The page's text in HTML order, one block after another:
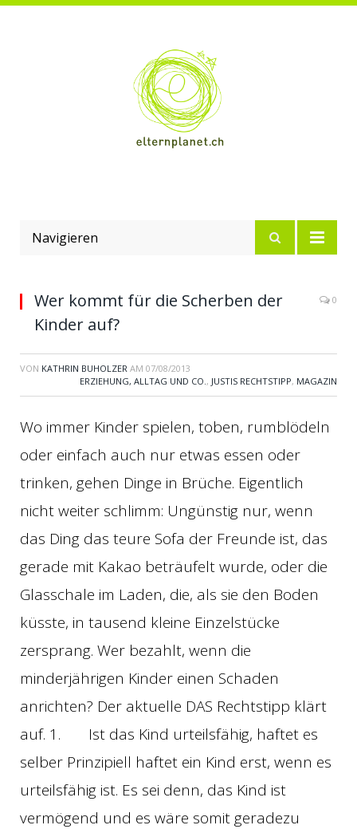
Navigieren
Wer kommt für die Scherben der
Kinder auf?
0
VON KATHRIN BUHOLZER AM 07/08/2013
ERZIEHUNG, ALLTAG UND CO., JUSTIS RECHTSTIPP, MAGAZIN
Wo immer Kinder spielen, toben, rumblödeln
oder einfach auch nur etwas essen oder
trinken, gehen Dinge in Brüche. Eigentlich
nicht weiter schlimm: Ungünstig nur, wenn
das Ding das teure Sofa der Freunde ist, das
gerade mit Kakao beträufelt wurde, oder die
Glasschale im Laden, die, als sie den Boden
küsste, in tausend kleine Einzelstücke
zersprang. Wer bezahlt, wenn die
minderjährigen Kinder einen Schaden
anrichten? Der aktuelle DAS Rechtstipp klärt
auf. 1. Ist das Kind urteilsfähig, haftet es
selber Prinzipiell haftet ein Kind erst, wenn es
urteilsfähig ist. Es sei denn, das Kind ist
vermögend und es wäre somit geradezu